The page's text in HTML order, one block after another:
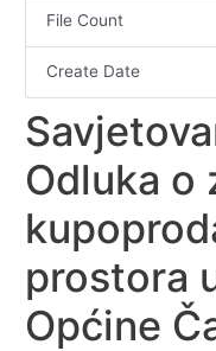
File Count
Create Date
Odluka o
prostora
Općine